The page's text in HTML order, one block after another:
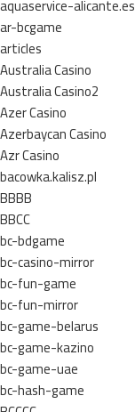
aquaservice-alicante.es
ar-bcgame
articles
Australia Casino
Australia Casino2
Azer Casino
Azerbaycan Casino
Azr Casino
bacowka.kalisz.pl
BBBB
BBCC
bc-bdgame
bc-casino-mirror
bc-fun-game
bc-fun-mirror
bc-game-belarus
bc-game-kazino
bc-game-uae
bc-hash-game